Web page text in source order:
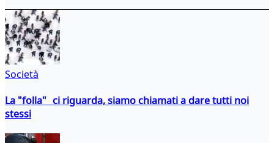
Società
La "folla" ci riguarda, siamo chiamati a dare tutti noi
stessi